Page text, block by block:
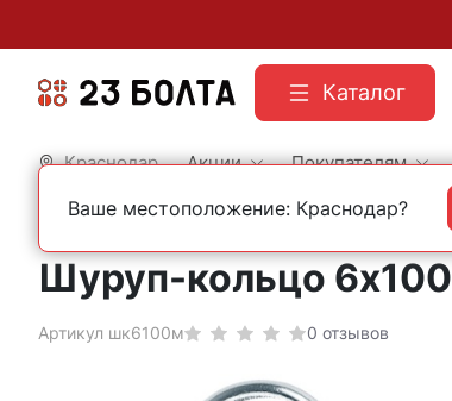
Каталог
Краснодар Акции Покупателям
Главная Строительный крепеж Шурупы Шурупы-кольца
Шуруп-кольцо 6х100
Артикул шк6100м 0 отзывов
Ваше местоположение: Краснодар?